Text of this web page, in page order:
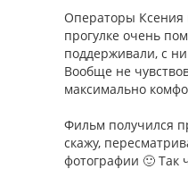
Операторы Ксения
прогулке очень
поддерживали, с
Вообще не
максимально
Фильм получился
скажу,
фотографии 🙂 Так